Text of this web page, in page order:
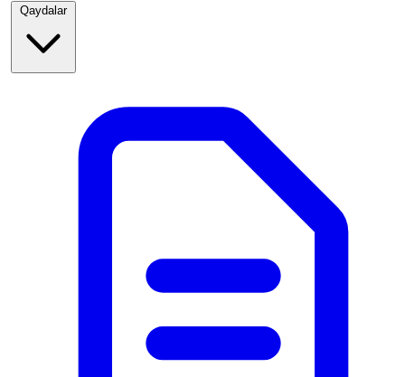
Qaydalar